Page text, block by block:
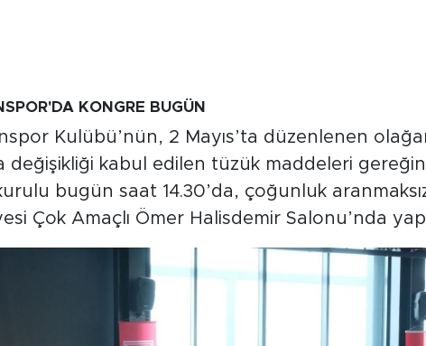
KONGRE BUGÜN
Kulübü’nün, 2 Mayıs’ta düzenlenen
değişikliği kabul edilen tüzük maddeleri
bugün saat 14.30’da, çoğunluk
Çok Amaçlı Ömer Halisdemir Salonu’nda